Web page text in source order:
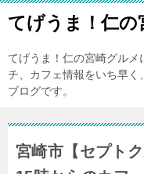
てげうま！仁の
てげうま！仁の宮崎グル
チ、カフェ情報をいち早く
ブログです。
宮崎市【セプト